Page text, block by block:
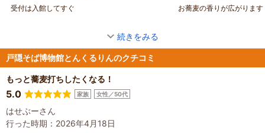
受付は入館してすぐ お蕎麦の香りが広がります
続きをみる
戸隠そば博物館とんくるりんのクチコミ
もっと蕎麦打ちしたくなる！
5.0 家族 女性／50代
はせぶーさん
行った時期：2026年4月18日